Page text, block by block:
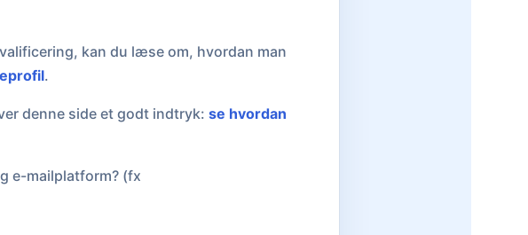
kan du læse om, hvordan man
.
denne side et godt indtryk: se hvordan
e-mailplatform? (fx